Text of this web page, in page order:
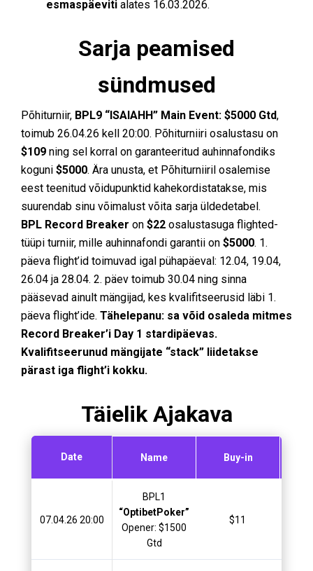
esmaspäeviti alates 16.03.2026.
Sarja peamised
sündmused
Põhiturniir, BPL9 “ISAIAHH” Main Event: $5000 Gtd,
toimub 26.04.26 kell 20:00. Põhiturniiri osalustasu on
$109 ning sel korral on garanteeritud auhinnafondiks
koguni $5000. Ära unusta, et Põhiturniiril osalemise
eest teenitud võidupunktid kahekordistatakse, mis
suurendab sinu võimalust võita sarja üldedetabel.
BPL Record Breaker on $22 osalustasuga flighted-
tüüpi turniir, mille auhinnafondi garantii on $5000. 1.
päeva flight’id toimuvad igal pühapäeval: 12.04, 19.04,
26.04 ja 28.04. 2. päev toimub 30.04 ning sinna
pääsevad ainult mängijad, kes kvalifitseerusid läbi 1.
päeva flight’ide. Tähelepanu: sa võid osaleda mitmes
Record Breaker’i Day 1 stardipäevas.
Kvalifitseerunud mängijate “stack” liidetakse
pärast iga flight’i kokku.
Täielik Ajakava
Date Name Buy-in
07.04.26 20:00
BPL1
“OptibetPoker”
Opener: $1500
Gtd
$11